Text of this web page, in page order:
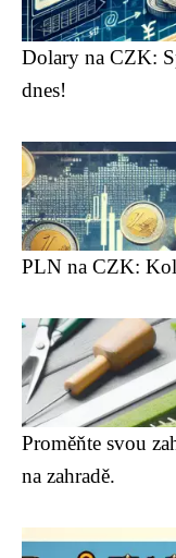
Dolary na CZK:
dnes!
PLN na CZK:
Proměňte svou
na zahradě.